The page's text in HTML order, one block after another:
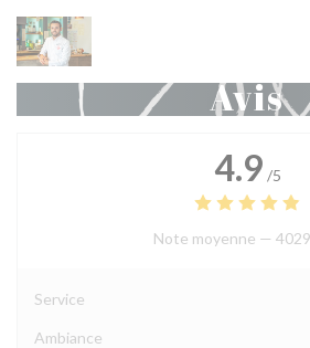
Personnalisation de vos choix en matière
Avis
4.9 /5
Note moyenne —
Service
Ambiance